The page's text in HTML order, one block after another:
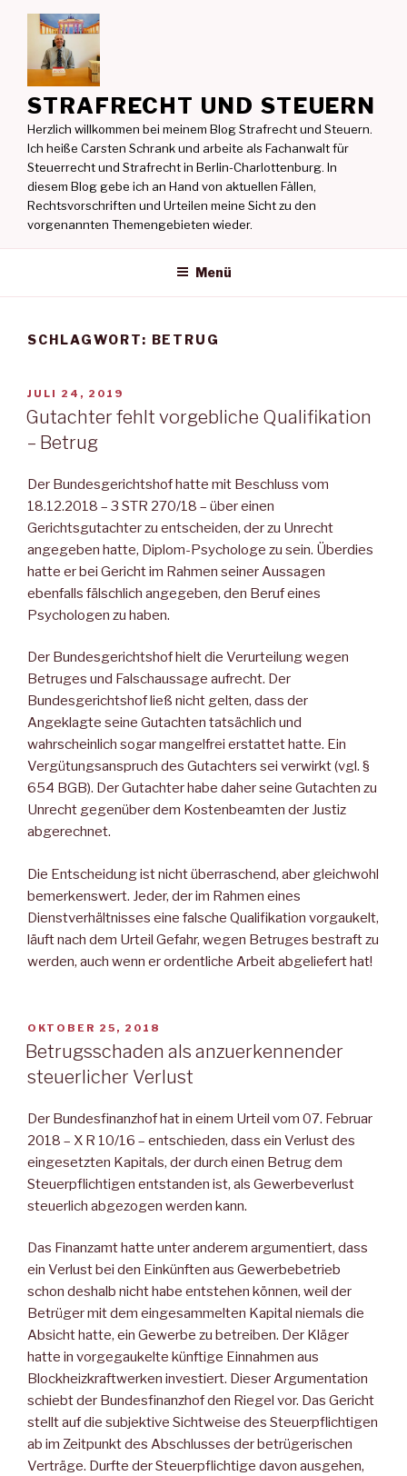
springen
STRAFRECHT UND STEUERN
Herzlich willkommen bei meinem Blog Strafrecht und Steuern.
Ich heiße Carsten Schrank und arbeite als Fachanwalt für
Steuerrecht und Strafrecht in Berlin-Charlottenburg. In
diesem Blog gebe ich an Hand von aktuellen Fällen,
Rechtsvorschriften und Urteilen meine Sicht zu den
vorgenannten Themengebieten wieder.
Menü
SCHLAGWORT: BETRUG
VERÖFFENTLICHT
AM
JULI 24, 2019
Gutachter fehlt vorgebliche Qualifikation
– Betrug
Der Bundesgerichtshof hatte mit Beschluss vom
18.12.2018 – 3 STR 270/18 – über einen
Gerichtsgutachter zu entscheiden, der zu Unrecht
angegeben hatte, Diplom-Psychologe zu sein. Überdies
hatte er bei Gericht im Rahmen seiner Aussagen
ebenfalls fälschlich angegeben, den Beruf eines
Psychologen zu haben.
Der Bundesgerichtshof hielt die Verurteilung wegen
Betruges und Falschaussage aufrecht. Der
Bundesgerichtshof ließ nicht gelten, dass der
Angeklagte seine Gutachten tatsächlich und
wahrscheinlich sogar mangelfrei erstattet hatte. Ein
Vergütungsanspruch des Gutachters sei verwirkt (vgl. §
654 BGB). Der Gutachter habe daher seine Gutachten zu
Unrecht gegenüber dem Kostenbeamten der Justiz
abgerechnet.
Die Entscheidung ist nicht überraschend, aber gleichwohl
bemerkenswert. Jeder, der im Rahmen eines
Dienstverhältnisses eine falsche Qualifikation vorgaukelt,
läuft nach dem Urteil Gefahr, wegen Betruges bestraft zu
werden, auch wenn er ordentliche Arbeit abgeliefert hat!
VERÖFFENTLICHT
AM
OKTOBER 25, 2018
Betrugsschaden als anzuerkennender
steuerlicher Verlust
Der Bundesfinanzhof hat in einem Urteil vom 07. Februar
2018 – X R 10/16 – entschieden, dass ein Verlust des
eingesetzten Kapitals, der durch einen Betrug dem
Steuerpflichtigen entstanden ist, als Gewerbeverlust
steuerlich abgezogen werden kann.
Das Finanzamt hatte unter anderem argumentiert, dass
ein Verlust bei den Einkünften aus Gewerbebetrieb
schon deshalb nicht habe entstehen können, weil der
Betrüger mit dem eingesammelten Kapital niemals die
Absicht hatte, ein Gewerbe zu betreiben. Der Kläger
hatte in vorgegaukelte künftige Einnahmen aus
Blockheizkraftwerken investiert. Dieser Argumentation
schiebt der Bundesfinanzhof den Riegel vor. Das Gericht
stellt auf die subjektive Sichtweise des Steuerpflichtigen
ab im Zeitpunkt des Abschlusses der betrügerischen
Verträge. Durfte der Steuerpflichtige davon ausgehen,